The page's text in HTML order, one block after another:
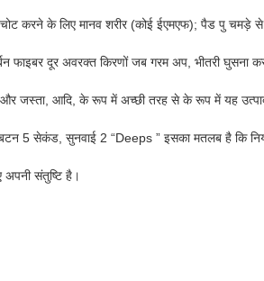
चोट करने के लिए मानव शरीर (कोई ईएमएफ); पैड पु चमड़े
फाइबर दूर अवरक्त किरणों जब गरम अप, भीतरी
और जस्ता, आदि, के रूप में अच्छी तरह से के रूप में यह
5 सेकंड, सुनवाई 2 “Deeps ” इसका मतलब है कि
अपनी संतुष्टि है।